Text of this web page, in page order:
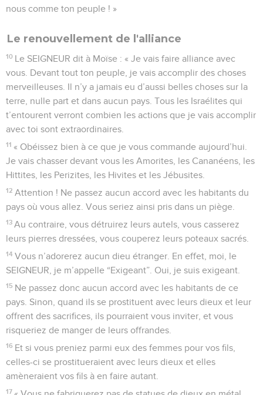
nous comme ton peuple ! »
Le renouvellement de l'alliance
10 Le SEIGNEUR dit à Moïse : « Je vais faire alliance avec
vous. Devant tout ton peuple, je vais accomplir des choses
merveilleuses. Il n’y a jamais eu d’aussi belles choses sur la
terre, nulle part et dans aucun pays. Tous les Israélites qui
t’entourent verront combien les actions que je vais accomplir
avec toi sont extraordinaires.
11 « Obéissez bien à ce que je vous commande aujourd’hui.
Je vais chasser devant vous les Amorites, les Cananéens, les
Hittites, les Perizites, les Hivites et les Jébusites.
12 Attention ! Ne passez aucun accord avec les habitants du
pays où vous allez. Vous seriez ainsi pris dans un piège.
13 Au contraire, vous détruirez leurs autels, vous casserez
leurs pierres dressées, vous couperez leurs poteaux sacrés.
14 Vous n’adorerez aucun dieu étranger. En effet, moi, le
SEIGNEUR, je m’appelle “Exigeant”. Oui, je suis exigeant.
15 Ne passez donc aucun accord avec les habitants de ce
pays. Sinon, quand ils se prostituent avec leurs dieux et leur
offrent des sacrifices, ils pourraient vous inviter, et vous
risqueriez de manger de leurs offrandes.
16 Et si vous preniez parmi eux des femmes pour vos fils,
celles-ci se prostitueraient avec leurs dieux et elles
amèneraient vos fils à en faire autant.
17